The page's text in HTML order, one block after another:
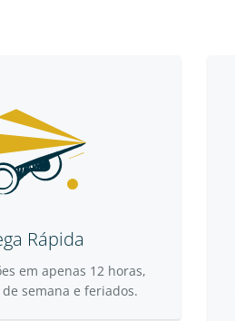
Rápida
em apenas 12 horas,
semana e feriados.